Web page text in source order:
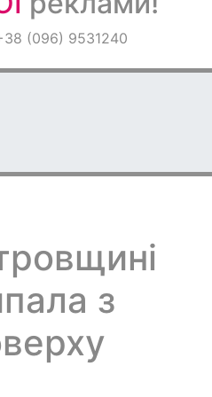
(096) 9531240
з